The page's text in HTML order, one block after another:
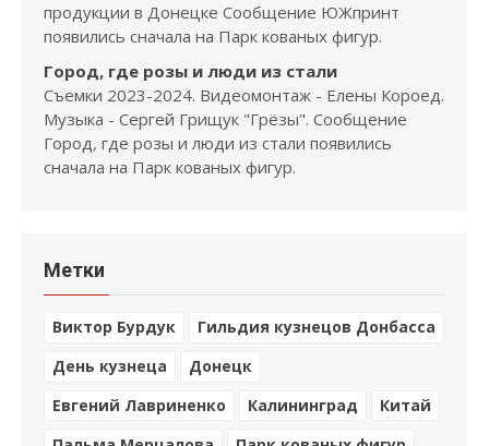
продукции в Донецке Сообщение ЮЖпринт
появились сначала на Парк кованых фигур.
Город, где розы и люди из стали
Съемки 2023-2024. Видеомонтаж - Елены Короед.
Музыка - Сергей Грищук "Грёзы". Сообщение
Город, где розы и люди из стали появились
сначала на Парк кованых фигур.
Метки
Виктор Бурдук
Гильдия кузнецов Донбасса
День кузнеца
Донецк
Евгений Лавриненко
Калининград
Китай